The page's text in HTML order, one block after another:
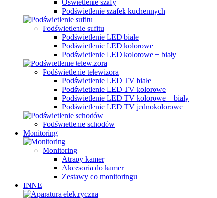
Oświetlenie szafy
Podświetlenie szafek kuchennych
Podświetlenie sufitu
Podświetlenie LED białe
Podświetlenie LED kolorowe
Podświetlenie LED kolorowe + biały
Podświetlenie telewizora
Podświetlenie LED TV białe
Podświetlenie LED TV kolorowe
Podświetlenie LED TV kolorowe + biały
Podświetlenie LED TV jednokolorowe
Podświetlenie schodów
Monitoring
Monitoring
Atrapy kamer
Akcesoria do kamer
Zestawy do monitoringu
INNE